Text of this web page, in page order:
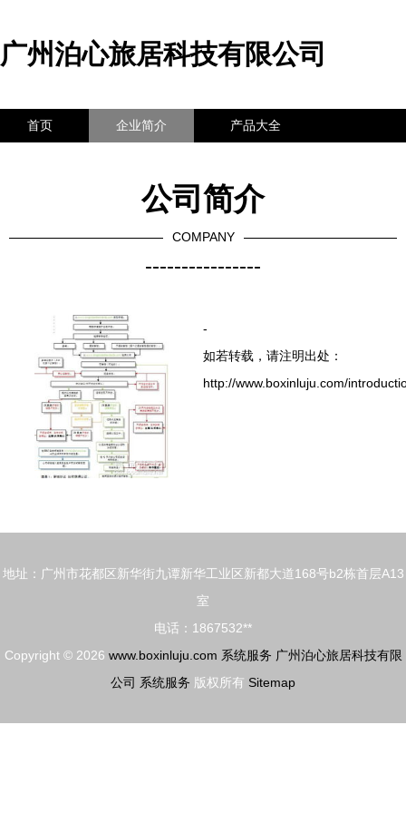
广州泊心旅居科技有限公司
首页 企业简介 产品大全
公司简介
COMPANY
----------------
-
如若转载，请注明出处：
http://www.boxinluju.com/
地址：广州市花都区新华街九谭新华工业区新都大道168号b2栋首层A13
室
电话：1867532**
Copyright © 2026 www.boxinluju.com 系统服务 广州泊心旅居科技有限
公司 系统服务 版权所有 Sitemap